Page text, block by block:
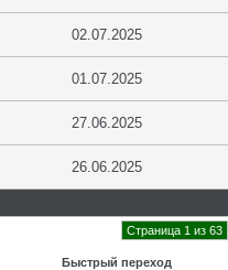
02.07.2025
01.07.2025
27.06.2025
26.06.2025
Страница 1 из 63
Быстрый переход